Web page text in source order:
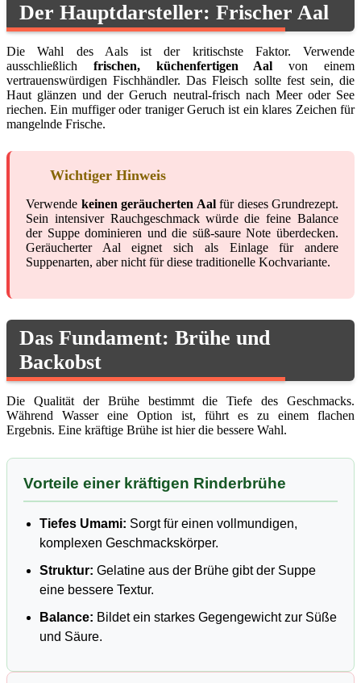
Der Hauptdarsteller: Frischer Aal
Die Wahl des Aals ist der kritischste Faktor. Verwende
ausschließlich frischen, küchenfertigen Aal von einem
vertrauenswürdigen Fischhändler. Das Fleisch sollte fest sein, die
Haut glänzen und der Geruch neutral-frisch nach Meer oder See
riechen. Ein muffiger oder traniger Geruch ist ein klares Zeichen für
mangelnde Frische.
Wichtiger Hinweis
Verwende keinen geräucherten Aalfür dieses Grundrezept.
Sein intensiver Rauchgeschmack würde die feine Balance
der Suppe dominieren und die süß-saure Note überdecken.
Geräucherter Aal eignet sich als Einlage für andere
Suppenarten, aber nicht für diese traditionelle Kochvariante.
Das Fundament: Brühe und
Backobst
Die Qualität der Brühe bestimmt die Tiefe des Geschmacks.
Während Wasser eine Option ist, führt es zu einem flachen
Ergebnis. Eine kräftige Brühe ist hier die bessere Wahl.
Vorteile einer kräftigen Rinderbrühe
Tiefes Umami: Sorgt für einen vollmundigen,
komplexen Geschmackskörper.
Struktur: Gelatine aus der Brühe gibt der Suppe
eine bessere Textur.
Balance: Bildet ein starkes Gegengewicht zur Süße
und Säure.